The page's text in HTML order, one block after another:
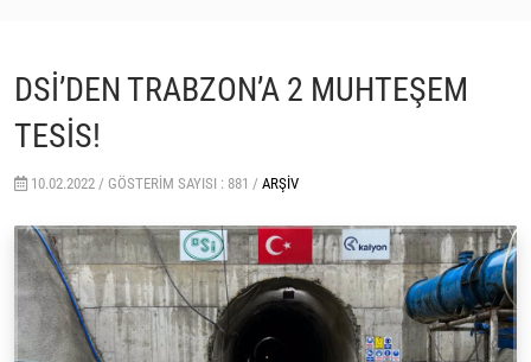
DSİ’DEN TRABZON’A 2 MUHTEŞEM
TESİS!
10.02.2022 / GÖSTERIM SAYISI : 881 / ARŞIV